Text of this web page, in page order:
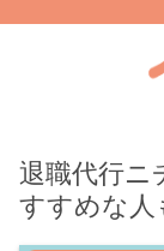
退職代行ニ
すすめな人